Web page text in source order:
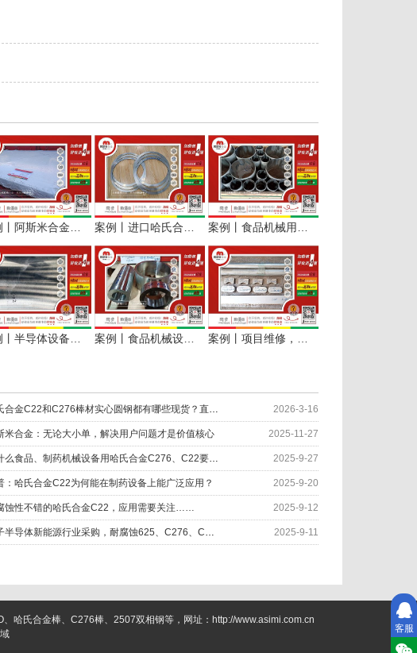
案例丨阿斯米合金按需订制哈氏合金C22大厚板到港交付 案例丨进口哈氏合金C22板切大圆环服务于精密半导体制造 案例丨食品机械用哈氏合金C276接管按需定制加工
案例丨食品机械设备用哈氏合金C276厚壁管环材交付
2026-3-16
米合金：无论大小单，解决用户问题才是价值核心 2025-11-27
2025-9-27
：哈氏合金C22为何能在制药设备上能广泛应用？ 2025-9-20
蚀性不错的哈氏合金C22，应用需要关注…… 2025-9-12
2025-9-11
客服
哈氏合金棒、C276棒、2507双相钢等，网址：http://www.asimi.com.cn